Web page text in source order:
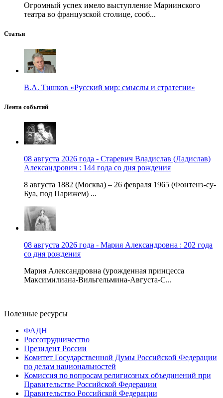
Огромный успех имело выступление Мариинского
театра во французской столице, сооб...
Статьи
В.А. Тишков «Русский мир: смыслы и стратегии»
Лента событий
08 августа 2026 года - Старевич Владислав (Ладислав)
Александрович : 144 года со дня рождения
8 августа 1882 (Москва) – 26 февраля 1965 (Фонтенэ-су-
Буа, под Парижем) ...
08 августа 2026 года - Мария Александровна : 202 года
со дня рождения
Мария Александровна (урожденная принцесса
Максимилиана-Вильгельмина-Августа-С...
Полезные ресурсы
ФАДН
Россотрудничество
Президент России
Комитет Государственной Думы Российской Федерации
по делам национальностей
Комиссия по вопросам религиозных объединений при
Правительстве Российской Федерации
Правительство Российской Федерации